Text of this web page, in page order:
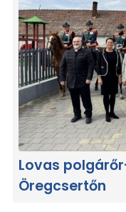
Lovas
Öregcsertőn